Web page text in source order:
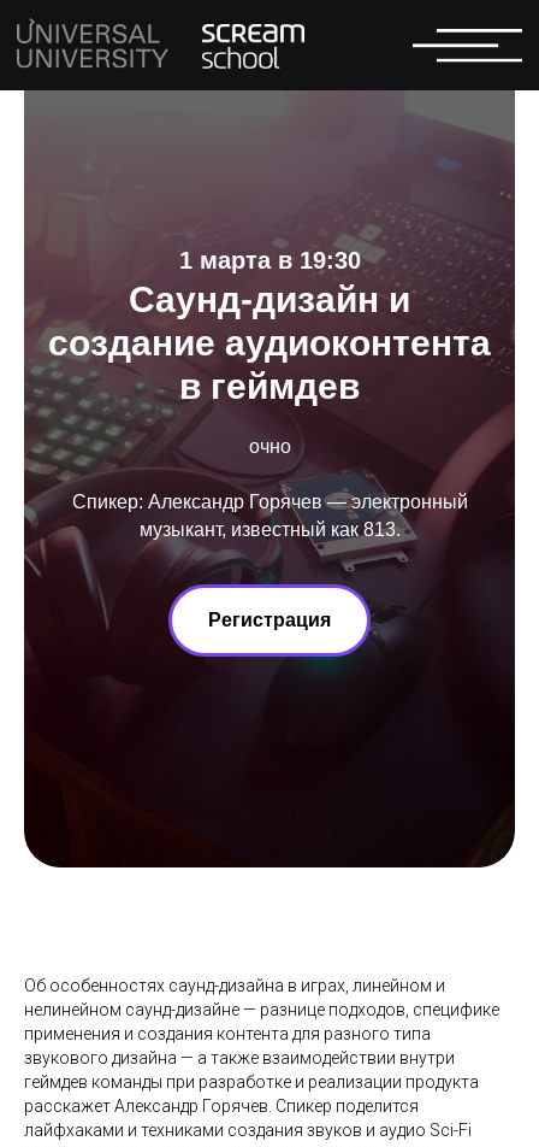
1 марта в 19:30
Саунд-дизайн и
создание аудиоконтента
в геймдев
очно
Спикер: Александр Горячев — электронный
музыкант, известный как 813.
Регистрация
Об особенностях саунд-дизайна в играх, линейном и
нелинейном саунд-дизайне — разнице подходов, специфике
применения и создания контента для разного типа
звукового дизайна — а также взаимодействии внутри
геймдев команды при разработке и реализации продукта
расскажет Александр Горячев. Спикер поделится
лайфхаками и техниками создания звуков и аудио Sci-Fi